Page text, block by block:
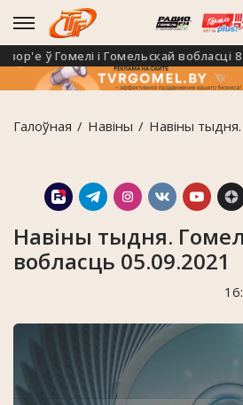
ў Гомелі і Гомельскай вобласці 8
Галоўная Навiны Навіны
Навіны тыдня.
вобласць 05.09.2021